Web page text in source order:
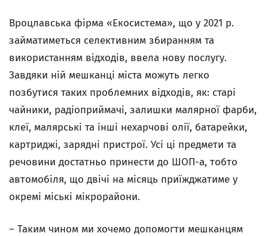
Вроцлавська фірма «Екосистема», що у 2021 р.
займатиметься селективним збиранням та
використанням відходів, ввела нову послугу.
Завдяки ній мешканці міста можуть легко
позбутися таких проблемних відходів, як: старі
чайники, радіоприймачі, залишки малярної фарби,
клеї, малярські та інші нехарчові олії, батарейки,
картриджі, зарядні пристрої. Усі ці предмети та
речовини достатньо принести до ШОП-а, тобто
автомобіля, що двічі на місяць приїжджатиме у
окремі міські мікрорайони.
– Таким чином ми хочемо допомогти мешканцям